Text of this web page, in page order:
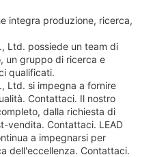
integra produzione, ricerca,
Ltd. possiede un team di
un gruppo di ricerca e
qualificati.
Ltd. si impegna a fornire
Contattaci. Il nostro
dalla richiesta di
vendita. Contattaci. LEAD
a impegnarsi per
dell'eccellenza. Contattaci.